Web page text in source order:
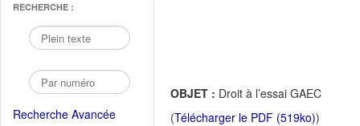
RECHERCHE :
Recherche Avancée
OBJET : Droit à l’essai GAEC
(Télécharger le PDF (519ko))